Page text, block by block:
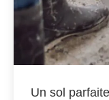
Un sol